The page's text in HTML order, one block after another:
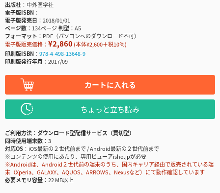
出版社
中外医学社
電子版ISBN
電子版発売日
2018/01/01
ページ数
134ページ判型
A5
フォーマット
PDF（パソコンへのダウンロード不可）
電子版販売価格： ¥2,860(本体¥2,600＋税10％)
印刷版ISBN
978-4-498-13648-9
印刷版発行年月
2017/09
カートに入れる
ちょっと立ち読み
ご利用方法
ダウンロード型配信サービス（買切型）
同時使用端末数
3
対応OS
iOS最新の２世代前まで / Android最新の２世代前まで
※コンテンツの使用にあたり、専用ビューアisho.jpが必要
※Androidは、Android２世代前の端末のうち、国内キャリア経由で販売されている端
末（Xperia、GALAXY、AQUOS、ARROWS、Nexusなど）にて動作確認しています
必要メモリ容量
22 MB以上